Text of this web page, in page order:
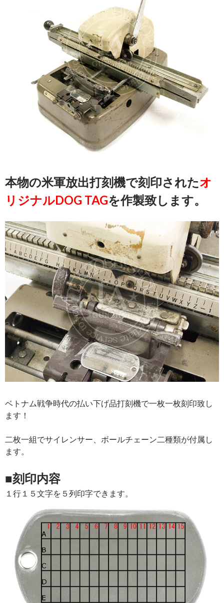
本物の米軍放出打刻機で刻印されたオ
リジナルDOG TAGを作製致します。
ベトナム戦争時代の払い下げ品打刻機で一枚一枚刻印致し
ます！
二枚一組でサイレンサー、ボールチェーン二種類が付属し
ます。
■刻印内容
１行１５文字を５列印字できます。